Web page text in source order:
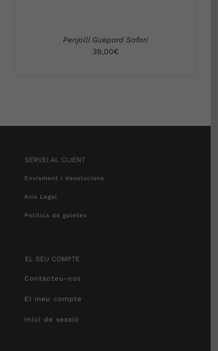
Penjolll Guepard Safari
39,00€
SERVEI AL CLIENT
Enviament i devolucions
Avís Legal
Política de galetes
EL SEU COMPTE
Contacteu-nos
El meu compte
Inici de sessió